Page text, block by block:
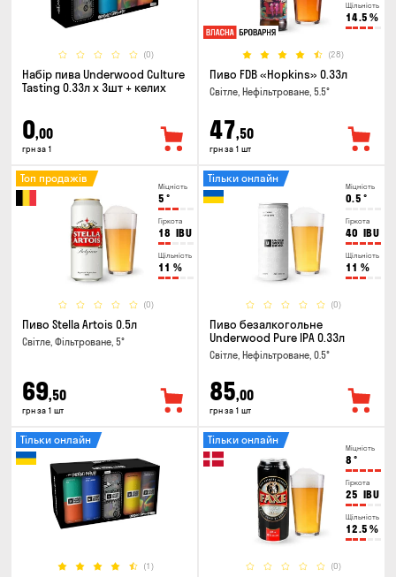
(0)
Набір пива Underwood Culture
Tasting 0.33л x 3шт + келих
0,00
грн за 1
Щільність
14.5 %
(28)
Пиво FDB «Hopkins» 0.33л
Світле, Нефільтроване, 5.5°
47,50
грн за 1 шт
Міцність
5 °
Гіркота
18 IBU
Щільність
11 %
(0)
Топ продажів
Пиво Stella Artois 0.5л
Світле, Фільтроване, 5°
69,50
грн за 1 шт
Міцність
0.5 °
Гіркота
40 IBU
Щільність
11 %
(0)
Тільки онлайн
Пиво безалкогольне
Underwood Pure IPA 0.33л
Світле, Нефільтроване, 0.5°
85,00
грн за 1 шт
(1)
Тільки онлайн
Міцність
8 °
Гіркота
25 IBU
Щільність
12.5 %
(0)
Тільки онлайн